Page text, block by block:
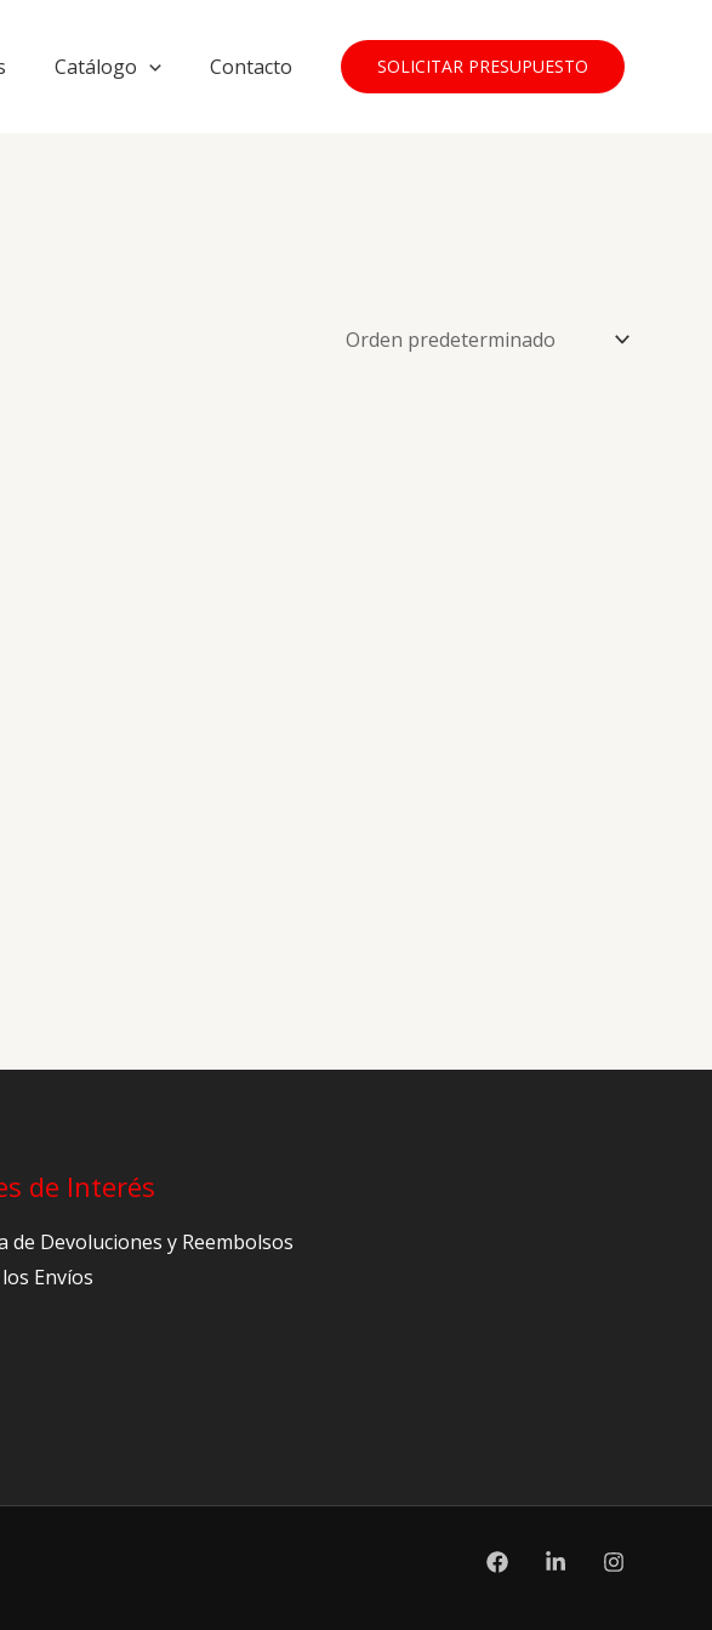
Catálogo Contacto SOLICITAR PRESUPUESTO
de Interés
de Devoluciones y Reembolsos
Envíos